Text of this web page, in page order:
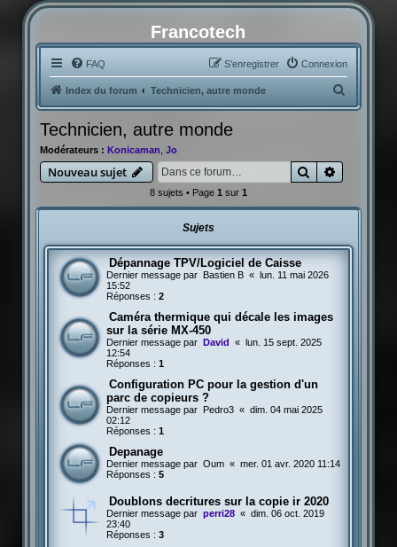
Francotech
FAQ Connexion
S’enregistrer
Index du forum Technicien, autre monde
e
Technicien, autre monde
Modérateurs : Konicaman, Jo
Nouveau sujet Rechercher
8 sujets • Page 1 sur 1
Sujets
Dépannage TPV/Logiciel de Caisse
Dernier message par Bastien B « lun. 11 mai 2026
15:52
Réponses : 2
Caméra thermique qui décale les images
sur la série MX-450
Dernier message par David « lun. 15 sept. 2025
12:54
Réponses : 1
Configuration PC pour la gestion d'un
parc de copieurs ?
Dernier message par Pedro3 « dim. 04 mai 2025
02:12
Réponses : 1
Depanage
Dernier message par Oum « mer. 01 avr. 2020 11:14
Réponses : 5
Doublons decritures sur la copie ir 2020
Dernier message par perri28 « dim. 06 oct. 2019
23:40
Réponses : 3